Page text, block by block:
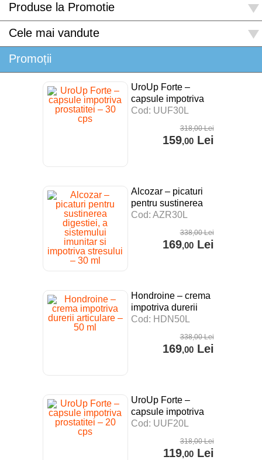
Produse la Promotie
Cele mai vandute
Promoții
UroUp Forte –
capsule impotriva
prostatitei – 30 cps
Cod: UUF30L
318,00Lei
159,00Lei
Alcozar – picaturi
pentru sustinerea
digestiei, a
impotriva stresului –
Cod: AZR30L
338,00Lei
169,00Lei
Hondroine – crema
impotriva durerii
articulare – 50 ml
Cod: HDN50L
338,00Lei
169,00Lei
UroUp Forte –
capsule impotriva
prostatitei – 20 cps
Cod: UUF20L
318,00Lei
119,00Lei